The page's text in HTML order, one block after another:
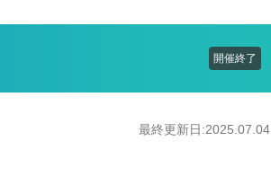
開催終了
最終更新日:2025.07.04